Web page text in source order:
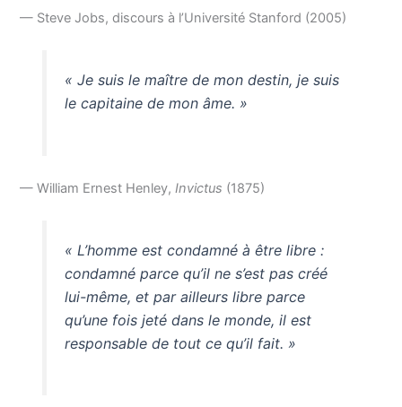
— Steve Jobs, discours à l’Université Stanford (2005)
« Je suis le maître de mon destin, je suis
le capitaine de mon âme. »
— William Ernest Henley,Invictus (1875)
« L’homme est condamné à être libre :
condamné parce qu’il ne s’est pas créé
lui-même, et par ailleurs libre parce
qu’une fois jeté dans le monde, il est
responsable de tout ce qu’il fait. »